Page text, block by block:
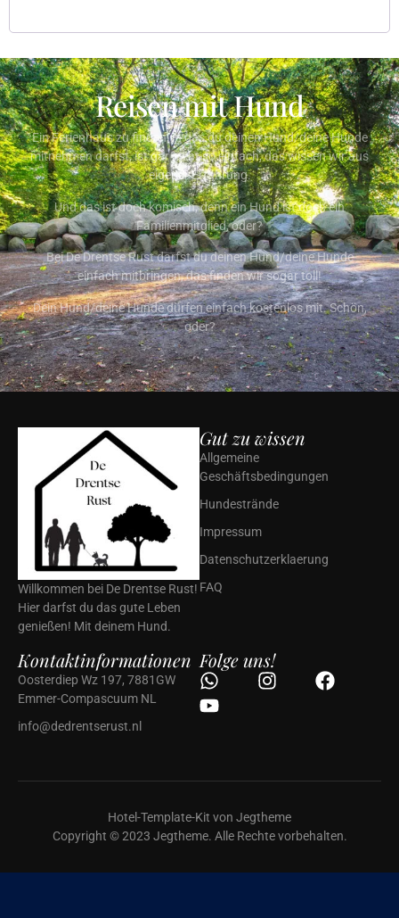
Reisen mit Hund
Ein Ferienhaus zu finden, in das du deinen Hund/deine Hunde
mitnehmen darfst, ist gar nicht so einfach, das wissen wir aus
eigener Erfahrung.
Und das ist doch komisch, denn ein Hund ist doch ein
Familienmitglied, oder?
Bei De Drentse Rust darfst du deinen Hund/deine Hunde
einfach mitbringen, das finden wir sogar toll!
Dein Hund/deine Hunde dürfen einfach kostenlos mit. Schön,
oder?
Willkommen bei De Drentse Rust!
Hier darfst du das gute Leben
genießen! Mit deinem Hund.
Gut zu wissen
Allgemeine
Geschäftsbedingungen
Hundestrände
Impressum
Datenschutzerklaerung
FAQ
Kontaktinformationen
Oosterdiep Wz 197, 7881GW
Emmer-Compascuum NL
info@dedrentserust.nl
Folge uns!
Hotel-Template-Kit von Jegtheme
Copyright © 2023 Jegtheme. Alle Rechte vorbehalten.